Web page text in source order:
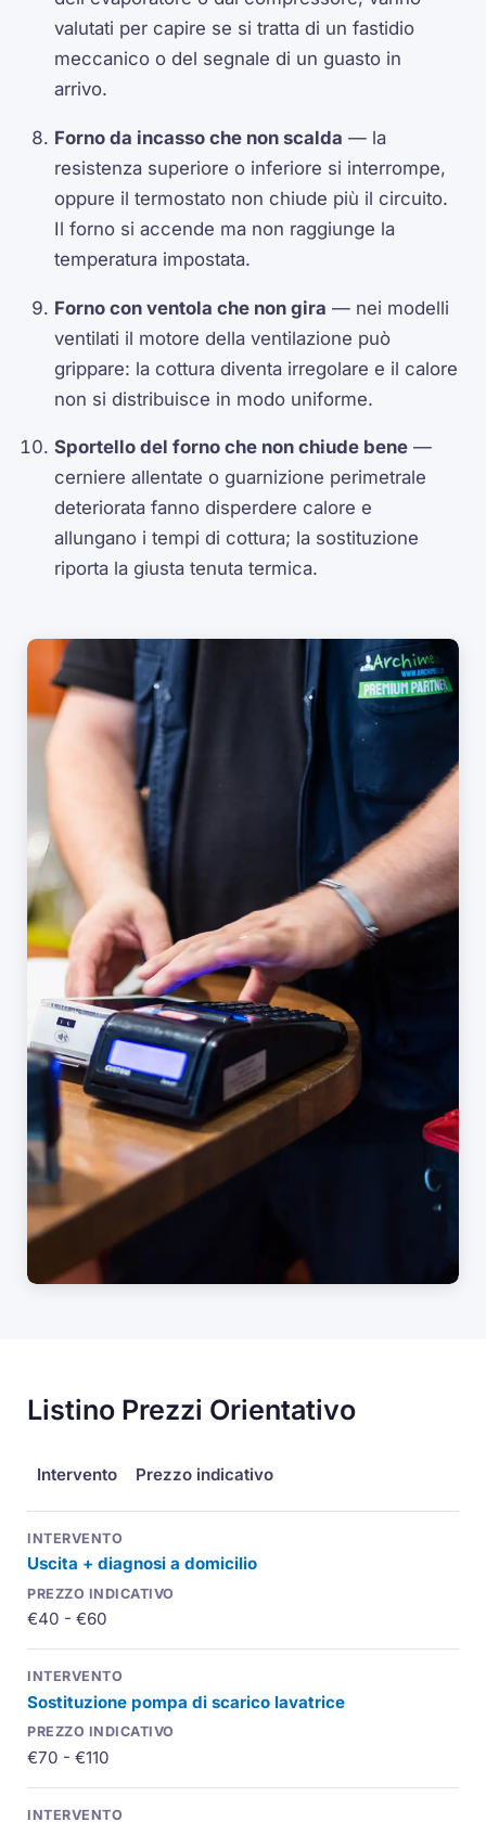
valutati per capire se si tratta di un fastidio
meccanico o del segnale di un guasto in
arrivo.
Forno da incasso che non scalda — la
resistenza superiore o inferiore si interrompe,
oppure il termostato non chiude più il circuito.
Il forno si accende ma non raggiunge la
temperatura impostata.
Forno con ventola che non gira — nei modelli
ventilati il motore della ventilazione può
grippare: la cottura diventa irregolare e il calore
non si distribuisce in modo uniforme.
Sportello del forno che non chiude bene —
cerniere allentate o guarnizione perimetrale
deteriorata fanno disperdere calore e
allungano i tempi di cottura; la sostituzione
riporta la giusta tenuta termica.
Listino Prezzi Orientativo
Intervento Prezzo indicativo
Uscita + diagnosi a domicilio
€40 - €60
Sostituzione pompa di scarico lavatrice
€70 - €110